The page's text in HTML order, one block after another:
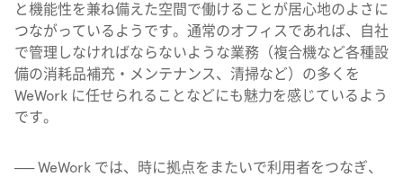
と機能性を兼ね備えた空間で働けることが居心地のよさに
つながっているようです。通常のオフィスであれば、自社
で管理しなければならないような業務（複合機など各種設
備の消耗品補充・メンテナンス、清掃など）の多くを
WeWork に任せられることなどにも魅力を感じているよう
です。
──WeWork では、時に拠点をまたいで利用者をつなぎ、